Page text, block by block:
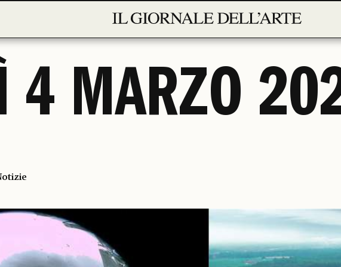
4 MARZO